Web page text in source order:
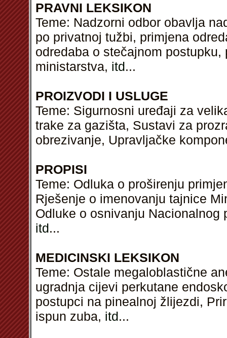
PRAVNI LEKSIKON
Teme: Nadzorni odbor obavlja
po privatnoj tužbi, primjena
odredaba o stečajnom
ministarstva, itd...
PROIZVODI I USLUGE
Teme: Sigurnosni uređaji za
trake za gazišta, Sustavi za
obrezivanje, Upravljačke
PROPISI
Teme: Odluka o proširenju
Rješenje o imenovanju tajnice
Odluke o osnivanju Nacionalnog
itd...
MEDICINSKI LEKSIKON
Teme: Ostale megaloblastične
ugradnja cijevi perkutane
postupci na pinealnoj žlijezdi,
ispun zuba, itd...